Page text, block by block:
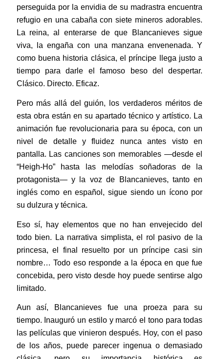
perseguida por la envidia de su madrastra encuentra
refugio en una cabaña con siete mineros adorables.
La reina, al enterarse de que Blancanieves sigue
viva, la engaña con una manzana envenenada. Y
como buena historia clásica, el príncipe llega justo a
tiempo para darle el famoso beso del despertar.
Clásico. Directo. Eficaz.
Pero más allá del guión, los verdaderos méritos de
esta obra están en su apartado técnico y artístico. La
animación fue revolucionaria para su época, con un
nivel de detalle y fluidez nunca antes visto en
pantalla. Las canciones son memorables —desde el
“Heigh-Ho” hasta las melodías soñadoras de la
protagonista— y la voz de Blancanieves, tanto en
inglés como en español, sigue siendo un ícono por
su dulzura y técnica.
Eso sí, hay elementos que no han envejecido del
todo bien. La narrativa simplista, el rol pasivo de la
princesa, el final resuelto por un príncipe casi sin
nombre… Todo eso responde a la época en que fue
concebida, pero visto desde hoy puede sentirse algo
limitado.
Aun así, Blancanieves fue una proeza para su
tiempo. Inauguró un estilo y marcó el tono para todas
las películas que vinieron después. Hoy, con el paso
de los años, puede parecer ingenua o demasiado